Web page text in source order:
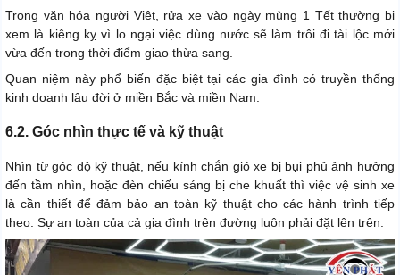
Trong văn hóa người Việt, rửa xe vào ngày mùng 1 Tết thường bị
xem là kiêng kỵ vì lo ngại việc dùng nước sẽ làm trôi đi tài lộc mới
vừa đến trong thời điểm giao thừa sang.
Quan niệm này phổ biến đặc biệt tại các gia đình có truyền thống
kinh doanh lâu đời ở miền Bắc và miền Nam.
6.2. Góc nhìn thực tế và kỹ thuật
Nhìn từ góc độ kỹ thuật, nếu kính chắn gió xe bị bụi phủ ảnh hưởng
đến tầm nhìn, hoặc đèn chiếu sáng bị che khuất thì việc vệ sinh xe
là cần thiết để đảm bảo an toàn kỹ thuật cho các hành trình tiếp
theo. Sự an toàn của cả gia đình trên đường luôn phải đặt lên trên.